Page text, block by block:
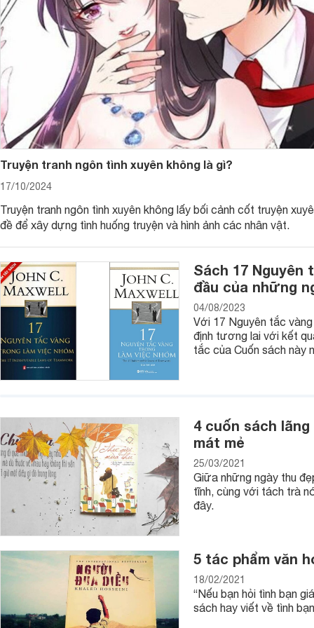
Sự thay đổi về mặt thể chất ở trẻ
Đầu tiên và cũng là đặc điểm rất dễ nhận biết sự thay đổi
chất. Thông thường, trẻ trong độ tuổi dậy thì sẽ có sự
em nữ là sự phát triển của ngực, mụn trứng cá hay lông mu
mặt chiều cao cũng như sự thay đổi rõ rệt ở giọng nói.
Đi cùng với sự thay đổi về mặt thể chất này chính là sự
được về sự biến đổi khác thường này của cơ thể. Tâm lý
thể hoặc bị bàn tán về hình thể khác biệt của chính mình.
thích và giáo dục tâm sinh lý cho con trẻ trong độ tuổi dậy
Truyện tranh ngôn tình xuyên không là gì?
17/10/2024
Truyện tranh ngôn tình xuyên không lấy bối cảnh cốt truyện
đề để xây dựng tình huống truyện và hình ảnh các nhân vật.
Sách 17 Nguyên
đầu của những
04/08/2023
Với 17 Nguyên tắc
định tương lai với kết
tắc của Cuốn sách này
4 cuốn sách
mát mẻ
25/03/2021
Giữa những ngày thu
tĩnh, cùng với tách trà
đây.
5 tác phẩm văn
18/02/2021
“Nếu bạn hỏi tình bạn
sách hay viết về tình